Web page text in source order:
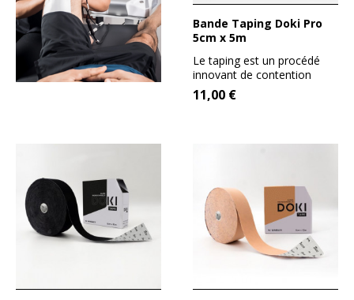
Bande Taping Doki Pro
5cm x 5m
Le taping est un procédé
innovant de contention
adhésive. Son tissage en...
11,00 €